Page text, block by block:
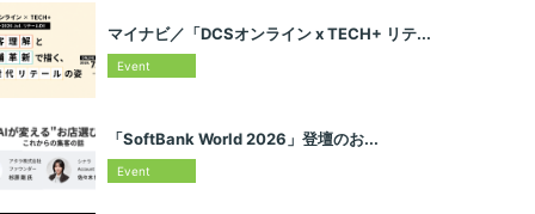
マイナビ／「DCSオンライン x TECH+ リテ...
Event
「SoftBank World 2026」登壇のお...
Event